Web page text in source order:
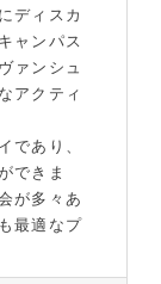
ディスカ
ャンパス
ァンシュ
アクティ
であり、
できま
が多々あ
最適なプ